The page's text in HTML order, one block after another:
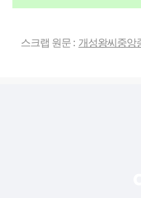
스크랩 원문 : 개성왕씨중앙